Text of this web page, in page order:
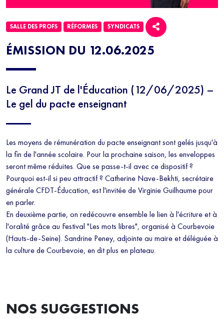
ÉMISSION DU 12.06.2025
Le Grand JT de l'Éducation (12/06/2025) –
Le gel du pacte enseignant
Les moyens de rémunération du pacte enseignant sont gelés jusqu'à
la fin de l'année scolaire. Pour la prochaine saison, les enveloppes
seront même réduites. Que se passe-t-il avec ce dispositif ?
Pourquoi est-il si peu attractif ? Catherine Nave-Bekhti, secrétaire
générale CFDT-Éducation, est l'invitée de Virginie Guilhaume pour
en parler.
En deuxième partie, on redécouvre ensemble le lien à l'écriture et à
l'oralité grâce au Festival "Les mots libres", organisé à Courbevoie
(Hauts-de-Seine). Sandrine Peney, adjointe au maire et déléguée à
la culture de Courbevoie, en dit plus en plateau.
SALLE DES PROFS RÉFORMES SYNDICATS
NOS SUGGESTIONS